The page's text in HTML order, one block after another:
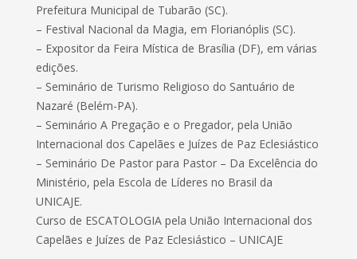
Prefeitura Municipal de Tubarão (SC).
– Festival Nacional da Magia, em Florianóplis (SC).
– Expositor da Feira Mística de Brasília (DF), em várias
edições.
– Seminário de Turismo Religioso do Santuário de
Nazaré (Belém-PA).
– Seminário A Pregação e o Pregador, pela União
Internacional dos Capelães e Juízes de Paz Eclesiástico
– Seminário De Pastor para Pastor – Da Excelência do
Ministério, pela Escola de Líderes no Brasil da
UNICAJE.
Curso de ESCATOLOGIA pela União Internacional dos
Capelães e Juízes de Paz Eclesiástico – UNICAJE